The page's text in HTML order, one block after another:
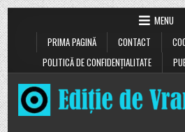
MENU
PRIMA PAGINĂ
CONTACT
POLITICĂ DE CONFIDENȚIALITATE